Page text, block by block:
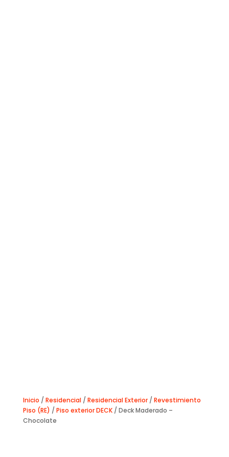
Inicio / Residencial/ Residencial Exterior/ Revestimiento
Piso (RE) / Piso exterior DECK/ Deck Maderado –
Chocolate